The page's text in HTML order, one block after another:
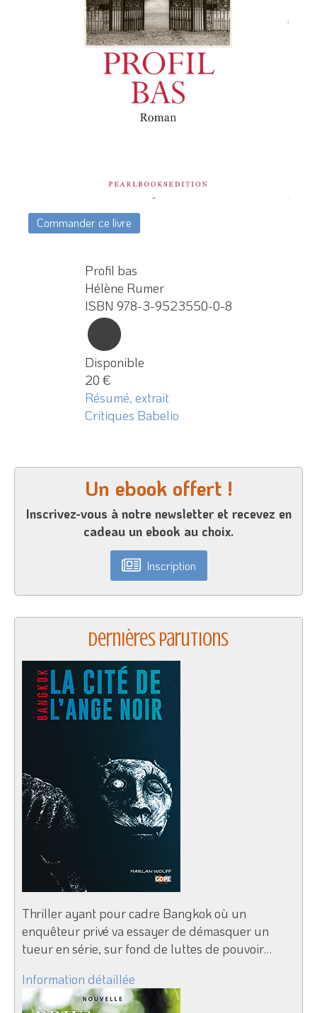
Commander ce livre
Profil bas
Hélène Rumer
ISBN 978-3-9523550-0-8
Disponible
20 €
Résumé, extrait
Critiques Babelio
Un ebook offert !
Inscrivez-vous à notre newsletter et recevez en
cadeau un ebook au choix.
Inscription
Dernières parutions
Thriller ayant pour cadre Bangkok où un
enquêteur privé va essayer de démasquer un
tueur en série, sur fond de luttes de pouvoir…
Information détaillée